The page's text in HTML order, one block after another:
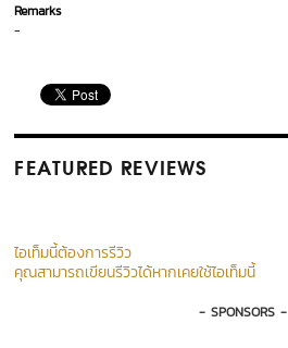
Remarks
-
FEATURED REVIEWS
ไอเท็มนี้ต้องการรีวิว
คุณสามารถเขียนรีวิวได้หากเคยใช้ไอเท็มนี้
- SPONSORS -